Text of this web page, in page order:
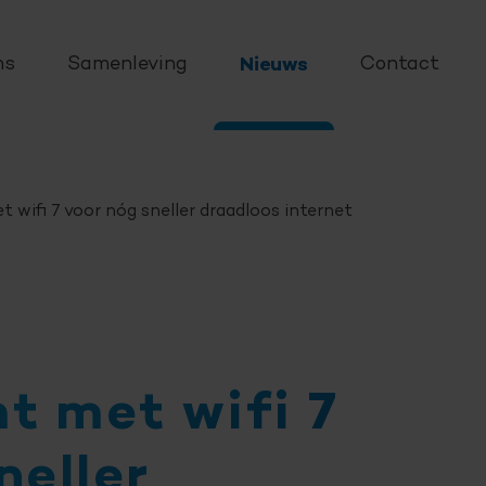
Samenleving Nieuws Contact
wifi 7 voor nóg sneller draadloos internet
met wifi 7